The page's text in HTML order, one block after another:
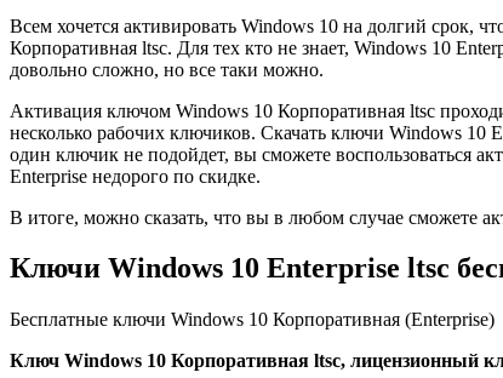
Всем хочется активировать Windows 10 на долгий срок,
Корпоративная ltsc. Для тех кто не знает, Windows 10
довольно сложно, но все таки можно.
Активация ключом Windows 10 Корпоративная ltsc
несколько рабочих ключиков. Скачать ключи Windows 10
один ключик не подойдет, вы сможете воспользоваться
Enterprise недорого по скидке.
В итоге, можно сказать, что вы в любом случае сможете
Ключи Windows 10 Enterprise ltsc
Бесплатные ключи Windows 10 Корпоративная (Enterprise)
Ключ Windows 10 Корпоративная ltsc, лицензионный